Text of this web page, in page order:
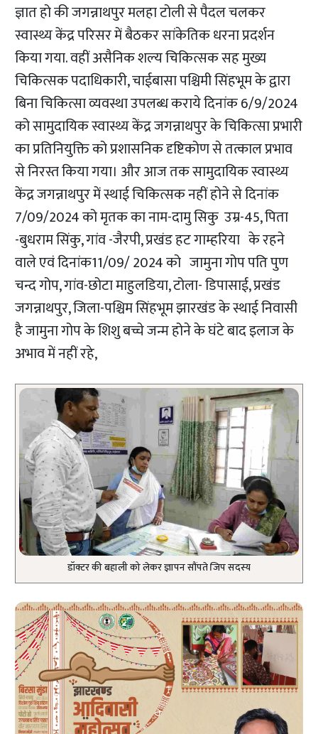
ज्ञात हो की जगन्नाथपुर मलहा टोली से पैदल चलकर
स्वास्थ्य केंद्र परिसर में बैठकर सांकेतिक धरना प्रदर्शन
किया गया. वहीं असैनिक शल्य चिकित्सक सह मुख्य
चिकित्सक पदाधिकारी, चाईबासा पश्चिमी सिंहभूम के द्वारा
बिना चिकित्सा व्यवस्था उपलब्ध कराये दिनांक 6/9/2024
को सामुदायिक स्वास्थ्य केंद्र जगन्नाथपुर के चिकित्सा प्रभारी
का प्रतिनियुक्ति को प्रशासनिक दृष्टिकोण से तत्काल प्रभाव
से निरस्त किया गया। और आज तक सामुदायिक स्वास्थ्य
केंद्र जगन्नाथपुर में स्थाई चिकित्सक नहीं होने से दिनांक
7/09/2024 को मृतक का नाम-दामु सिकु उम्र-45, पिता
-बुधराम सिंकु, गांव -जैरपी, प्रखंड हट गाम्हरिया के रहने
वाले एवं दिनांक11/09/ 2024 को जामुना गोप पति पुण
चन्द गोप, गांव-छोटा माहुलडिया, टोला- डिपासाई, प्रखंड
जगन्नाथपुर, जिला-पश्चिम सिंहभूम झारखंड के स्थाई निवासी
है जामुना गोप के शिशु बच्चे जन्म होने के घंटे बाद इलाज के
अभाव में नहीं रहे,
डॉक्टर की बहाली को लेकर ज्ञापन सौंपते जिप सदस्य